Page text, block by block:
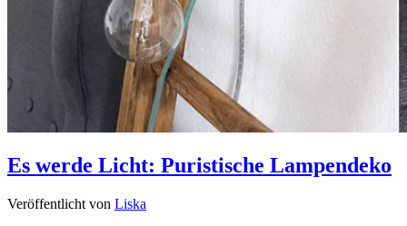
Es werde Licht: Puristische Lampendeko
Veröffentlicht von Liska